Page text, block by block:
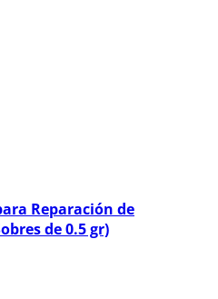
Reparación de
de 0.5 gr)